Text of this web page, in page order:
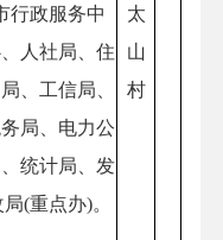
行政服务中
人社局、住
、工信局、
局、电力公
统计局、发
(重点办)。
太
山
村